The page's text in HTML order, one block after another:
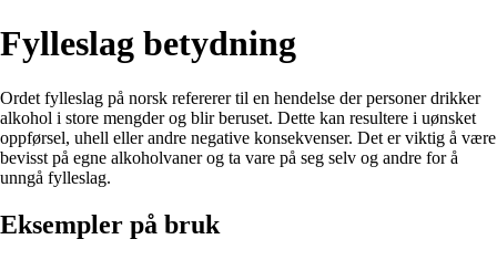
Fylleslag betydning
Ordet fylleslag på norsk refererer til en hendelse der personer drikker
alkohol i store mengder og blir beruset. Dette kan resultere i uønsket
oppførsel, uhell eller andre negative konsekvenser. Det er viktig å være
bevisst på egne alkoholvaner og ta vare på seg selv og andre for å
unngå fylleslag.
Eksempler på bruk